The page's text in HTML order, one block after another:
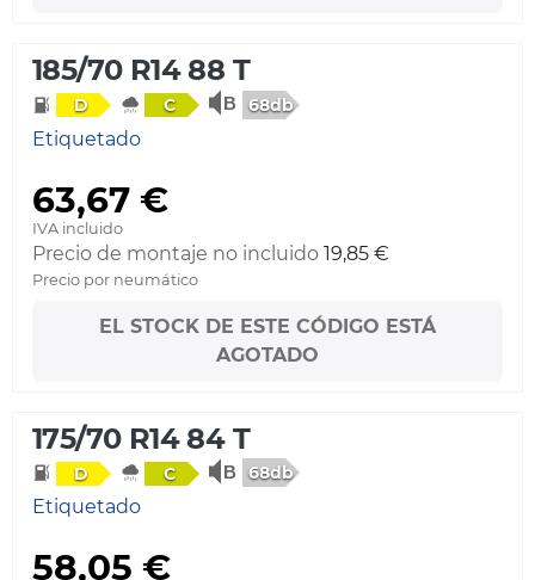
185/70 R14 88 T
D C 68db
Etiquetado
63,67 €
IVA incluido
Precio de montaje no incluido 19,85 €
Precio por neumático
EL STOCK DE ESTE CÓDIGO ESTÁ
AGOTADO
175/70 R14 84 T
D C 68db
Etiquetado
58,05 €